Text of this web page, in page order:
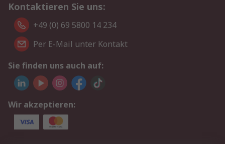
Kontaktieren Sie uns:
+49 (0) 69 5800 14 234
Per E-Mail unter Kontakt
Sie finden uns auch auf:
Wir akzeptieren: